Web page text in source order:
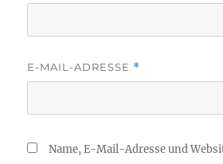
E-MAIL-ADRESSE *
Name, E-Mail-Adresse und